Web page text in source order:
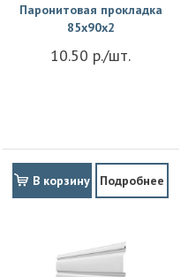
Паронитовая прокладка
85x90x2
10.50 р./шт.
В корзину Подробнее